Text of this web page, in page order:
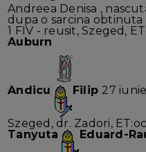
Andreea Denisa ,
dupa o sarcina obtinuta
1 FIV - reusit, Szeged,
Auburn
Andicu Filip 27
Szeged, dr. Zadori,
Tanyuta
Eduard-